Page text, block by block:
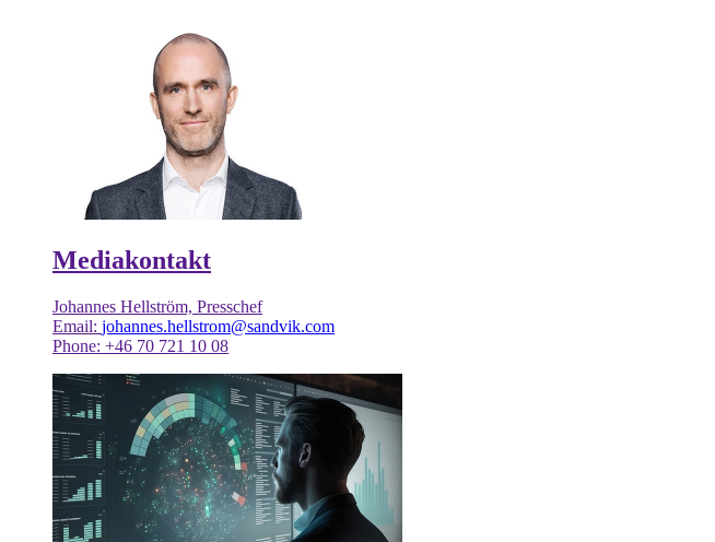
Mediakontakt
Johannes Hellström, Presschef
Email: johannes.hellstrom@sandvik.com
Phone: +46 70 721 10 08